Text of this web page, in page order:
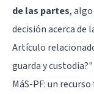
de las partes,
decisión acerca de
Artículo
guarda y custodia?"
MáS-PF: un